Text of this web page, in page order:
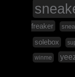
freaker
solebox
winme